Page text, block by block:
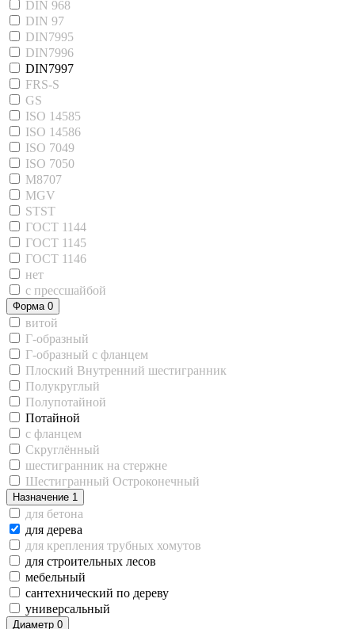
DIN 968
DIN 97
DIN7995
DIN7996
DIN7997
FRS-S
GS
ISO 14585
ISO 14586
ISO 7049
ISO 7050
M8707
MGV
STST
ГОСТ 1144
ГОСТ 1145
ГОСТ 1146
нет
с прессшайбой
Форма 0
витой
Г-образный
Г-образный с фланцем
Плоский Внутренний шестигранник
Полукруглый
Полупотайной
Потайной
с фланцем
Скруглённый
шестигранник на стержне
Шестигранный Остроконечный
Назначение 1
для бетона
для дерева
для крепления трубных хомутов
для строительных лесов
мебельный
сантехнический по дереву
универсальный
Диаметр 0